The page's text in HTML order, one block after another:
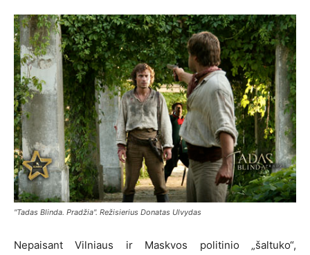
"Tadas Blinda. Pradžia". Režisierius Donatas Ulvydas
Nepaisant Vilniaus ir Maskvos politinio „šaltuko“,